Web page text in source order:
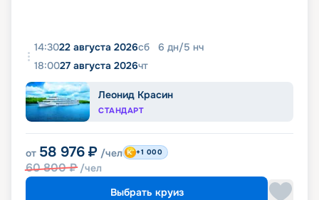
14:3022 августа 2026сб 6 дн/5 нч
18:0027 августа 2026чт
Леонид Красин
СТАНДАРТ
от 58 976 ₽ /чел
60 800₽ /чел
+1 000
Выбрать круиз